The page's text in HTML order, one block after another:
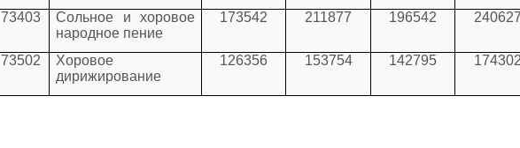
73403
Сольное и хоровое
народное пение
173542 211877 196542
73502
Хоровое
дирижирование
126356 153754 142795